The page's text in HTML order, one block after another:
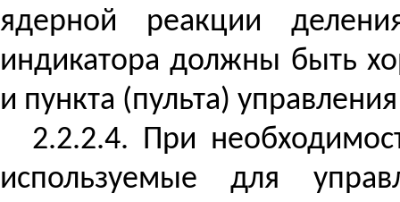
ядерной реакции
индикатора должны быть
и пункта (пульта)
2.2.2.4. При
используемые для